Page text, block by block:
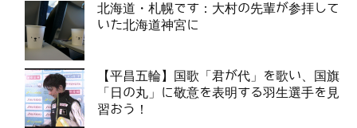
北海道・札幌です：大村の先輩が参拝して
いた北海道神宮に
【平昌五輪】国歌「君が代」を歌い、国旗
「日の丸」に敬意を表明する羽生選手を見
習おう！